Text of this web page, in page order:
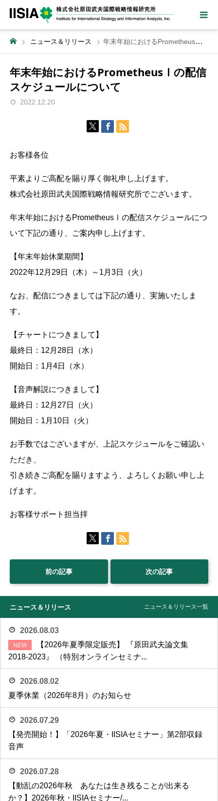
ニュース＆リリース 年末年始におけるPrometheusⅠの配信スケジュールについて
年末年始におけるPrometheusⅠの配信
スケジュールについて
2022.12.20
お客様各位
平素よりご高配を賜り厚く御礼申し上げます。
株式会社原田武夫国際戦略情報研究所でございます。
年末年始におけるPrometheusⅠの配信スケジュールにつ
いて下記の通り、ご案内申し上げます。
【年末年始休業期間】
2022年12月29日（木）～1月3日（火）
なお、配信につきましては下記の通り、実施いたしま
す。
【チャートにつきまして】
最終日：12月28日（水）
開始日：1月4日（水）
【音声解説につきまして】
最終日：12月27日（火）
開始日：1月10日（火）
お手数ではございますが、上記スケジュールをご確認い
ただき、
引き続きご高配を賜りますよう、よろしくお願い申し上
げます。
お客様サポート担当拝
前の記事 次の記事
ニュース＆リリース ニュース＆リリース一覧
2026.08.03
【2026年夏季限定販売】 『原田武夫論文集
2018-2023』 （特別オンラインセミナ...
2026.08.02
夏季休業（2026年8月）のお知らせ
2026.07.29
【発売開始！】「2026年夏・IISIAセミナー」第2部収録
音声
2026.07.28
【動乱の2026年秋 あなたは生き残ることが出来る
か？】2026年秋・IISIAセミナー/...